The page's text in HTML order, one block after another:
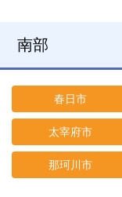
南部
春日市
太宰府市
那珂川市